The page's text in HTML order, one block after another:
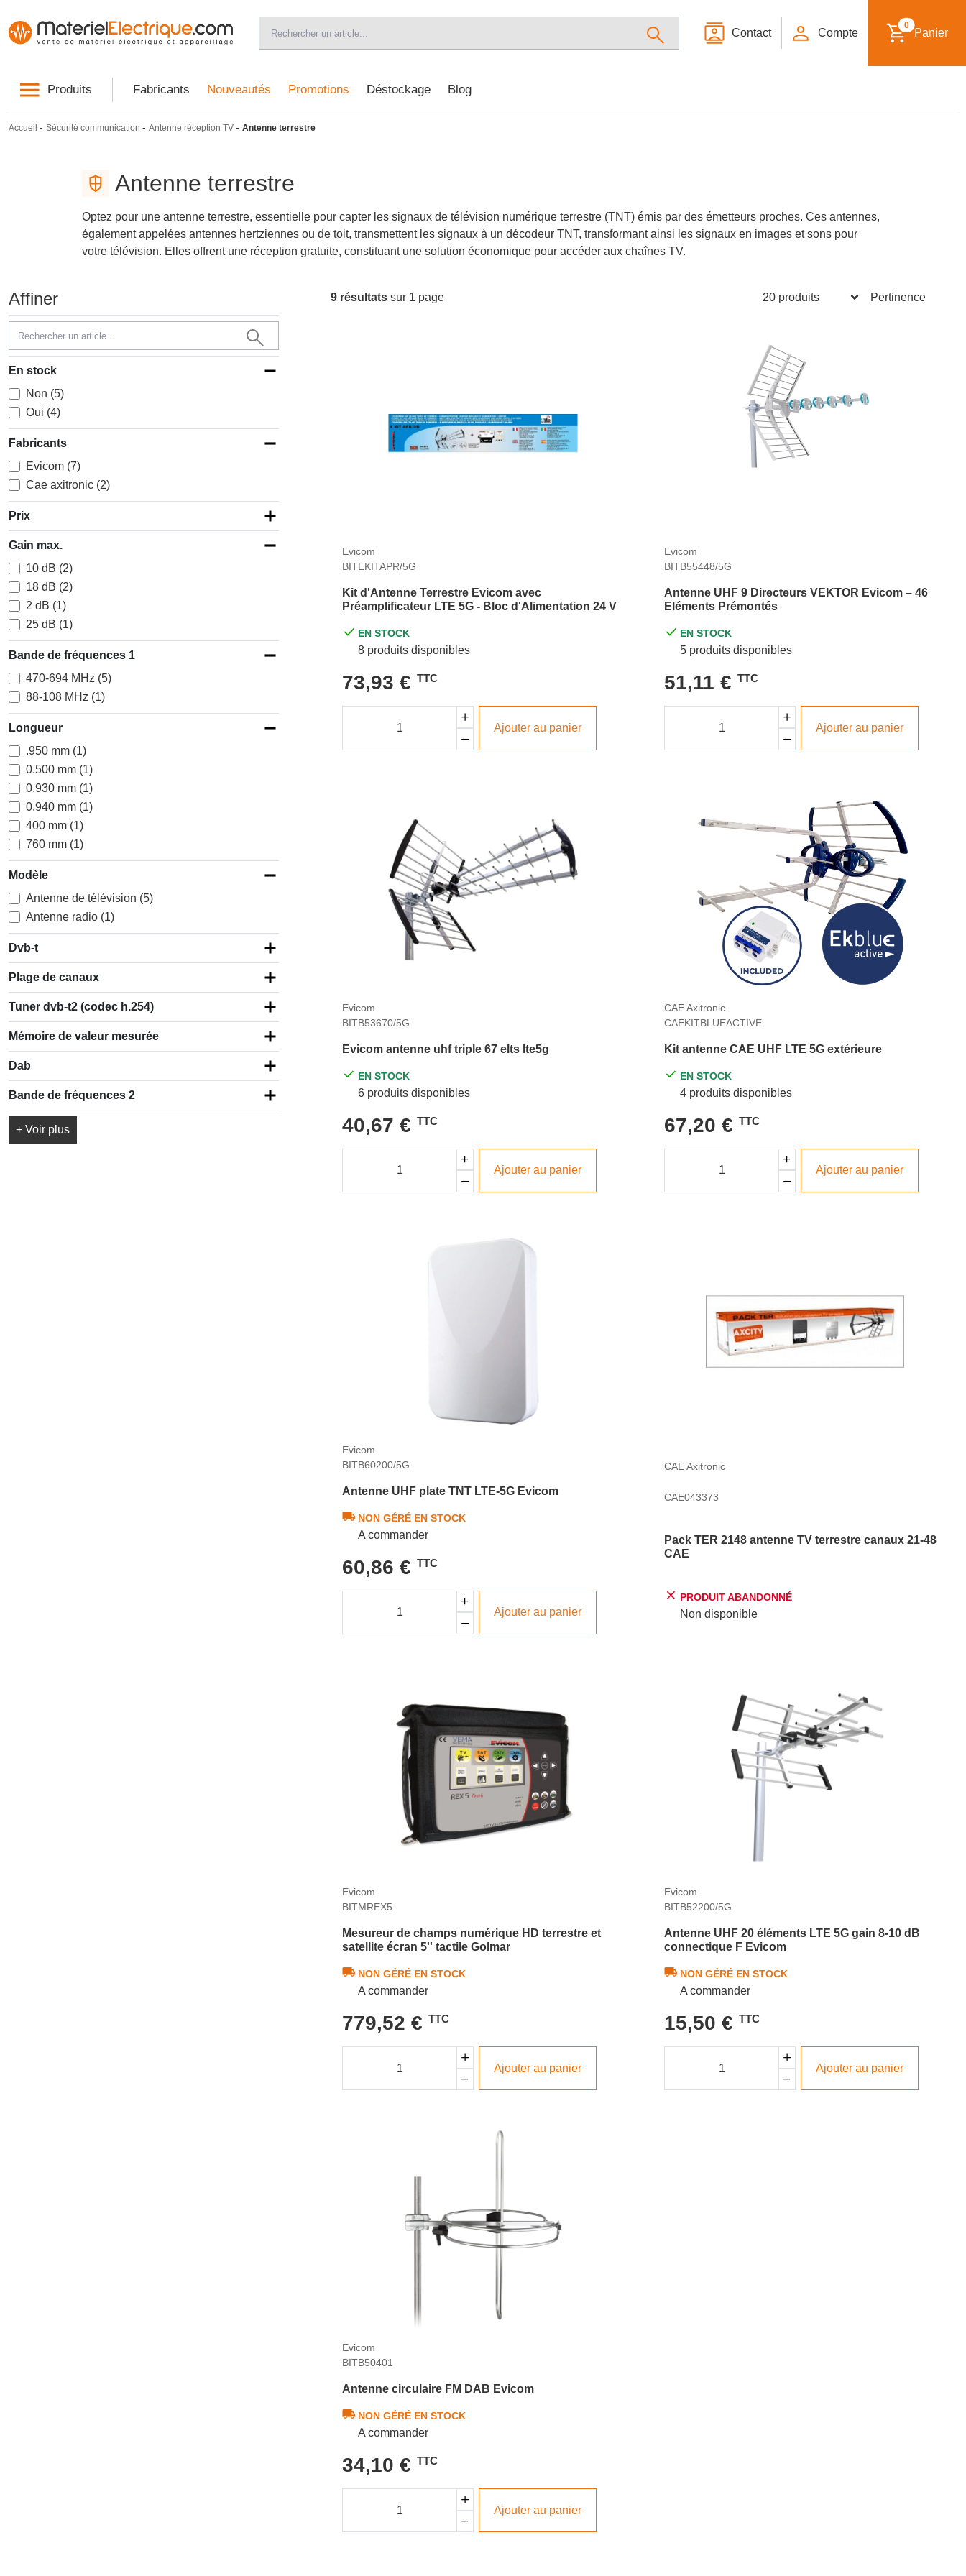
Contact Compte
0
Panier
Produits Fabricants Nouveautés Promotions Déstockage Blog
Accueil - Sécurité communication - Antenne réception TV - Antenne terrestre
Antenne terrestre
Optez pour une antenne terrestre, essentielle pour capter les signaux de télévision numérique terrestre (TNT) émis par des émetteurs proches. Ces antennes,
également appelées antennes hertziennes ou de toit, transmettent les signaux à un décodeur TNT, transformant ainsi les signaux en images et sons pour
votre télévision. Elles offrent une réception gratuite, constituant une solution économique pour accéder aux chaînes TV.
Affiner
En stock
Non (5)
Oui (4)
Fabricants
Evicom (7)
Cae axitronic (2)
Prix
Gain max.
10 dB (2)
18 dB (2)
2 dB (1)
25 dB (1)
Bande de fréquences 1
470-694 MHz (5)
88-108 MHz (1)
Longueur
.950 mm (1)
0.500 mm (1)
0.930 mm (1)
0.940 mm (1)
400 mm (1)
760 mm (1)
Modèle
Antenne de télévision (5)
Antenne radio (1)
Dvb-t
Plage de canaux
Tuner dvb-t2 (codec h.254)
Mémoire de valeur mesurée
Dab
Bande de fréquences 2
+ Voir plus
9 résultats sur 1 page
Evicom
BITEKITAPR/5G
Kit d'Antenne Terrestre Evicom avec
Préamplificateur LTE 5G - Bloc d'Alimentation 24 V
EN STOCK
8 produits disponibles
73,93 € TTC
Ajouter au panier
Evicom
BITB55448/5G
Antenne UHF 9 Directeurs VEKTOR Evicom – 46
Eléments Prémontés
EN STOCK
5 produits disponibles
51,11 € TTC
Ajouter au panier
Evicom
BITB53670/5G
Evicom antenne uhf triple 67 elts lte5g
EN STOCK
6 produits disponibles
40,67 € TTC
Ajouter au panier
CAE Axitronic
CAEKITBLUEACTIVE
Kit antenne CAE UHF LTE 5G extérieure
EN STOCK
4 produits disponibles
67,20 € TTC
Ajouter au panier
Evicom
BITB60200/5G
Antenne UHF plate TNT LTE-5G Evicom
NON GÉRÉ EN STOCK
A commander
60,86 € TTC
Ajouter au panier
CAE Axitronic
CAE043373
Pack TER 2148 antenne TV terrestre canaux 21-48
CAE
PRODUIT ABANDONNÉ
Non disponible
Evicom
BITMREX5
Mesureur de champs numérique HD terrestre et
satellite écran 5'' tactile Golmar
NON GÉRÉ EN STOCK
A commander
779,52 € TTC
Ajouter au panier
Evicom
BITB52200/5G
Antenne UHF 20 éléments LTE 5G gain 8-10 dB
connectique F Evicom
NON GÉRÉ EN STOCK
A commander
15,50 € TTC
Ajouter au panier
Evicom
BITB50401
Antenne circulaire FM DAB Evicom
NON GÉRÉ EN STOCK
A commander
34,10 € TTC
Ajouter au panier